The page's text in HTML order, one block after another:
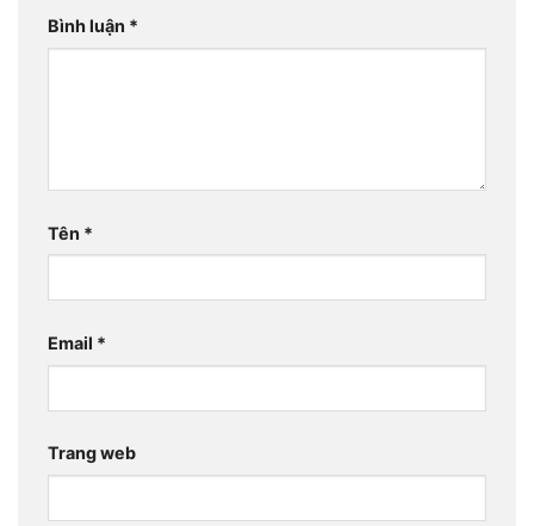
Bình luận *
Tên *
Email *
Trang web